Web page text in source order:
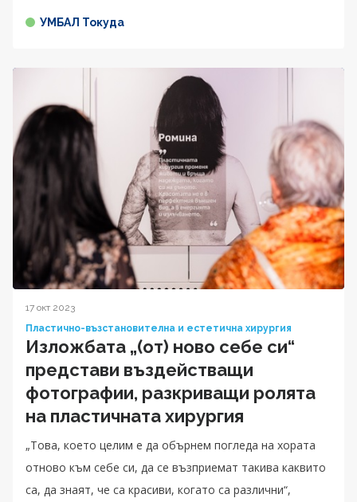
УМБАЛ Токуда
17 окт 2023
Пластично-възстановителна и естетична хирургия
Изложбата „(от) ново себе си“
представи въздействащи
фотографии, разкриващи ролята
на пластичната хирургия
„Това, което целим е да обърнем погледа на хората
отново към себе си, да се възприемат такива каквито
са, да знаят, че са красиви, когато са различни“,